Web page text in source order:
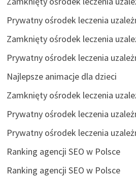
Prywatny ośrodek leczenia
Zamknięty ośrodek leczenia
Prywatny ośrodek leczenia
Najlepsze animacje dla dzieci
Zamknięty ośrodek leczenia
Prywatny ośrodek leczenia
Prywatny ośrodek leczenia
Ranking agencji SEO w Polsce
Ranking agencji SEO w Polsce